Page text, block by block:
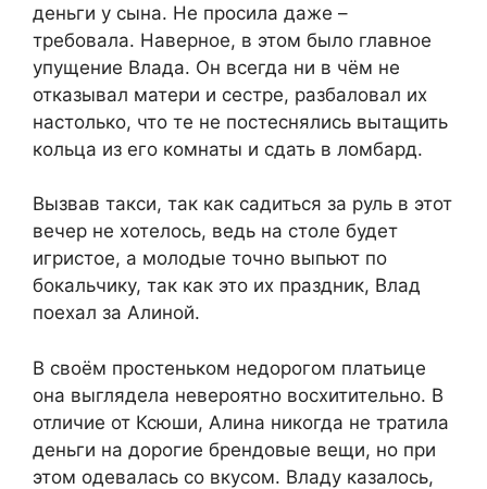
деньги у сына. Не просила даже –
требовала. Наверное, в этом было главное
упущение Влада. Он всегда ни в чём не
отказывал матери и сестре, разбаловал их
настолько, что те не постеснялись вытащить
кольца из его комнаты и сдать в ломбард.
Вызвав такси, так как садиться за руль в этот
вечер не хотелось, ведь на столе будет
игристое, а молодые точно выпьют по
бокальчику, так как это их праздник, Влад
поехал за Алиной.
В своём простеньком недорогом платьице
она выглядела невероятно восхитительно. В
отличие от Ксюши, Алина никогда не тратила
деньги на дорогие брендовые вещи, но при
этом одевалась со вкусом. Владу казалось,